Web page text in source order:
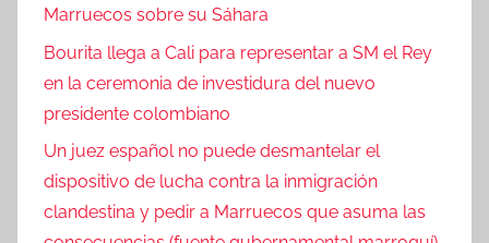
Marruecos sobre su Sáhara
Bourita llega a Cali para representar a SM el Rey
en la ceremonia de investidura del nuevo
presidente colombiano
Un juez español no puede desmantelar el
dispositivo de lucha contra la inmigración
clandestina y pedir a Marruecos que asuma las